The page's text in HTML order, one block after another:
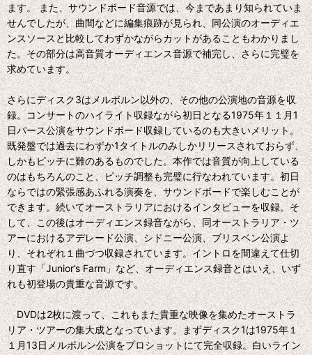
ます。 また、サウンドボード音源では、今まであまり知られていま
せんでしたが、曲間などに編集痕跡が見られ、同公演のオーディエ
ンスソースと比較してわずかながらカットがあることもわかりまし
た。その部分は高音質オーディエンス音源で補完し、さらに完璧を
求めています。
さらにディスク3はメルボルン以外の、その他の公演地の音源を収
録。コンサートのハイライト収録ながら初日となる1975年１１月1
日パース公演をサウンドボード収録しているのも大きいメリット。
既発盤では過去にわずか1タイトルのみしかリリースされておらず、
しかもピッチに難のあるものでした。本作では音質が向上している
のはもちろんのこと、ピッチ調整も完璧に行なわれています。初日
ならではの緊張感あふれる演奏を、サウンドボードで楽しむことが
できます。続いてオーストラリアにおけるインタビューを収録。そ
して、この後はオーディエンス録音ながら、同オーストラリア・ツ
アーにおけるアデレード公演、シドニー公演、ブリスベン公演よ
り、それぞれ１曲づつ収録されています。イントロを間違えて仕切
り直す「Junior’s Farm」など、オーディエンス録音とはいえ、いず
れも初登場の貴重な音源です。
DVDは2枚に渡って、これもまた貴重な映像を集めたオーストラ
リア・ツアーの集大成となっています。まずディスク1は1975年１
１月13日メルボルン公演をプロショットにて完全収録。白いライン